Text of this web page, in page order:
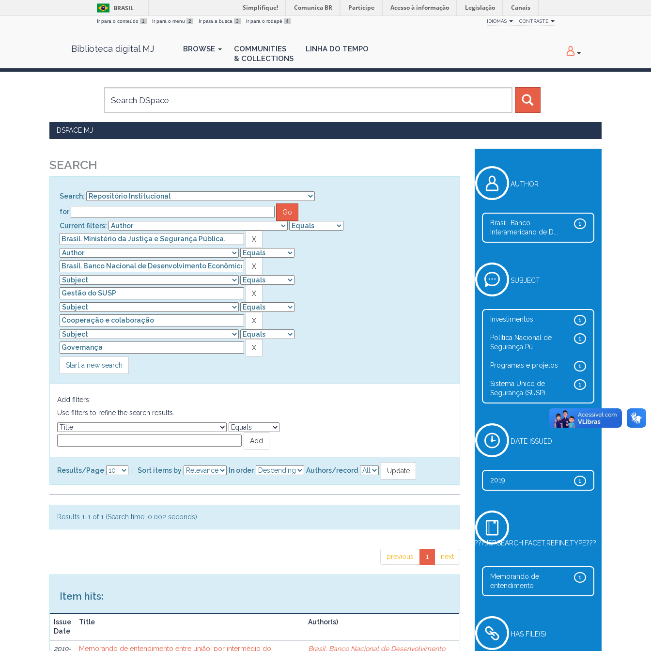
BRASIL Simplifique! Comunica BR Participe Acesso à informação Legislação Canais
Ir para o conteúdo 1 Ir para o menu 2 Ir para a busca 3 Ir para o rodapé 4 IDIOMAS CONTRASTE
Biblioteca digital MJ BROWSE
COMMUNITIES
& COLLECTIONS
LINHA DO TEMPO
DSPACE MJ
SEARCH
Search:
for
Current filters:
Start a new search
Add filters:
Use filters to refine the search results.
Results/Page Sort items by In order Authors/record
Results 1-1 of 1 (Search time: 0.002 seconds).
previous 1 next
Item hits:
Issue
Date
Title Author(s)
2019- Memorando de entendimento entre união, por intermédio do Brasil. Banco Nacional de Desenvolvimento
AUTHOR
1
Brasil. Banco
Interamericano de D...
SUBJECT
1
Investimentos
1
Política Nacional de
Segurança Pú...
1
Programas e projetos
1
Sistema Único de
Segurança (SUSP)
DATE ISSUED
1
2019
???JSP.SEARCH.FACET.REFINE.TYPE???
1
Memorando de
entendimento
HAS FILE(S)